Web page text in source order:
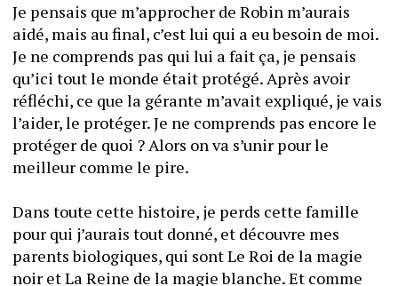
Je pensais que m’approcher de Robin m’aurais
aidé, mais au final, c’est lui qui a eu besoin de moi.
Je ne comprends pas qui lui a fait ça, je pensais
qu’ici tout le monde était protégé. Après avoir
réfléchi, ce que la gérante m’avait expliqué, je vais
l’aider, le protéger. Je ne comprends pas encore le
protéger de quoi ? Alors on va s’unir pour le
meilleur comme le pire.
Dans toute cette histoire, je perds cette famille
pour qui j’aurais tout donné, et découvre mes
parents biologiques, qui sont Le Roi de la magie
noir et La Reine de la magie blanche. Et comme